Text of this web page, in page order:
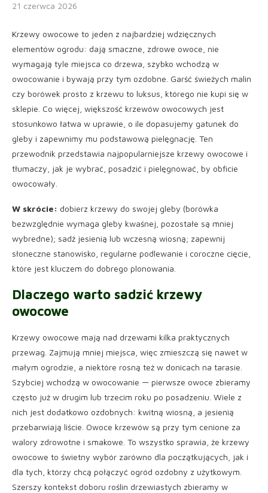
21 czerwca 2026
Krzewy owocowe to jeden z najbardziej wdzięcznych
elementów ogrodu: dają smaczne, zdrowe owoce, nie
wymagają tyle miejsca co drzewa, szybko wchodzą w
owocowanie i bywają przy tym ozdobne. Garść świeżych malin
czy borówek prosto z krzewu to luksus, którego nie kupi się w
sklepie. Co więcej, większość krzewów owocowych jest
stosunkowo łatwa w uprawie, o ile dopasujemy gatunek do
gleby i zapewnimy mu podstawową pielęgnację. Ten
przewodnik przedstawia najpopularniejsze krzewy owocowe i
tłumaczy, jak je wybrać, posadzić i pielęgnować, by obficie
owocowały.
W skrócie: dobierz krzewy do swojej gleby (borówka
bezwzględnie wymaga gleby kwaśnej, pozostałe są mniej
wybredne); sadź jesienią lub wczesną wiosną; zapewnij
słoneczne stanowisko, regularne podlewanie i coroczne cięcie,
które jest kluczem do dobrego plonowania.
Dlaczego warto sadzić krzewy
owocowe
Krzewy owocowe mają nad drzewami kilka praktycznych
przewag. Zajmują mniej miejsca, więc zmieszczą się nawet w
małym ogrodzie, a niektóre rosną też w donicach na tarasie.
Szybciej wchodzą w owocowanie — pierwsze owoce zbieramy
często już w drugim lub trzecim roku po posadzeniu. Wiele z
nich jest dodatkowo ozdobnych: kwitną wiosną, a jesienią
przebarwiają liście. Owoce krzewów są przy tym cenione za
walory zdrowotne i smakowe. To wszystko sprawia, że krzewy
owocowe to świetny wybór zarówno dla początkujących, jak i
dla tych, którzy chcą połączyć ogród ozdobny z użytkowym.
Szerszy kontekst doboru roślin drzewiastych zbieramy w